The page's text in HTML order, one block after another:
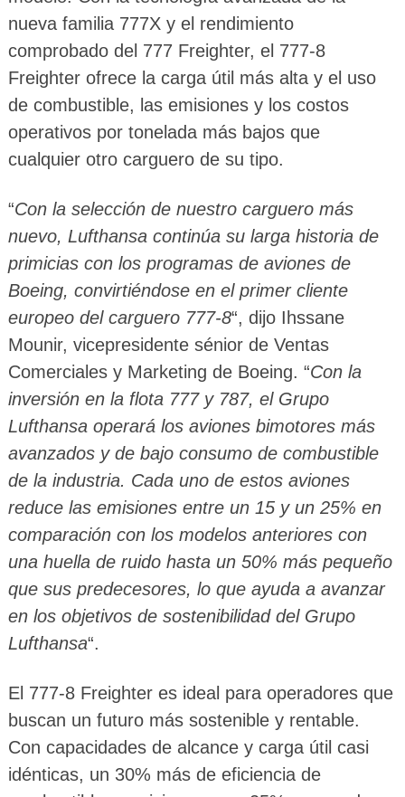
nueva familia 777X y el rendimiento
comprobado del 777 Freighter, el 777-8
Freighter ofrece la carga útil más alta y el uso
de combustible, las emisiones y los costos
operativos por tonelada más bajos que
cualquier otro carguero de su tipo.
“Con la selección de nuestro carguero más
nuevo, Lufthansa continúa su larga historia de
primicias con los programas de aviones de
Boeing, convirtiéndose en el primer cliente
europeo del carguero 777-8“, dijo Ihssane
Mounir, vicepresidente sénior de Ventas
Comerciales y Marketing de Boeing. “Con la
inversión en la flota 777 y 787, el Grupo
Lufthansa operará los aviones bimotores más
avanzados y de bajo consumo de combustible
de la industria. Cada uno de estos aviones
reduce las emisiones entre un 15 y un 25% en
comparación con los modelos anteriores con
una huella de ruido hasta un 50% más pequeño
que sus predecesores, lo que ayuda a avanzar
en los objetivos de sostenibilidad del Grupo
Lufthansa“.
El 777-8 Freighter es ideal para operadores que
buscan un futuro más sostenible y rentable.
Con capacidades de alcance y carga útil casi
idénticas, un 30% más de eficiencia de